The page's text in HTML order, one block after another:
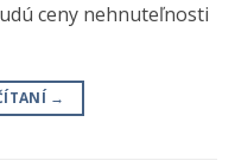
ceny nehnuteľnosti
→